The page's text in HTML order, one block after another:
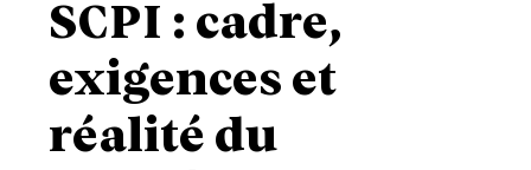
SCPI : cadre,
exigences et
réalité du